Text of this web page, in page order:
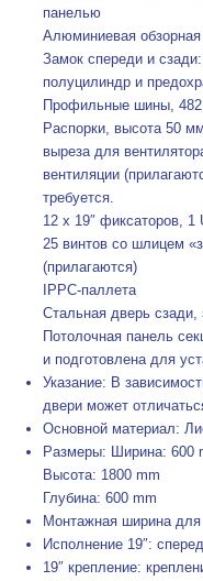
панелью
Алюминиевая
Замок спереди и
полуцилиндр и
Профильные шины,
Распорки, высота 50
выреза для
вентиляции
требуется.
12 x 19″ фиксаторов, 1
25 винтов со шлицем
(прилагаются)
IPPC-паллета
Стальная дверь сзади,
Потолочная панель
и подготовлена для
Указание: В
двери может
Основной материал:
Размеры: Ширина: 600
Высота: 1800 mm
Глубина: 600 mm
Монтажная ширина для
Исполнение 19″:
19″ крепление: